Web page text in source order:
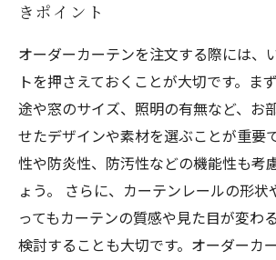
きポイント
オーダーカーテンを注文する際には、
トを押さえておくことが大切です。ま
途や窓のサイズ、照明の有無など、お
せたデザインや素材を選ぶことが重要
性や防炎性、防汚性などの機能性も考
ょう。 さらに、カーテンレールの形状
ってもカーテンの質感や見た目が変わ
検討することも大切です。オーダーカ